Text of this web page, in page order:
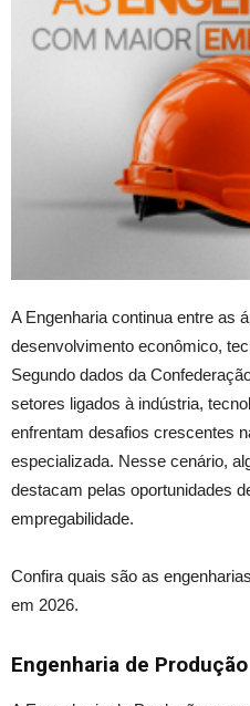
A Engenharia continua entre as
desenvolvimento econômico,
Segundo dados da
setores ligados à indústria,
enfrentam desafios crescentes
especializada. Nesse cenário,
destacam pelas oportunidades
empregabilidade.
Confira quais são as
em 2026.
Engenharia de Produção